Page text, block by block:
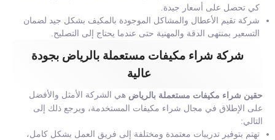
كي تحصل على أسعار جيدة.
شركة تقيم الأعطال والمشاكل الموجودة بالمكيف بشكل جيد لضمان
التسعير بمنتهى الدقة والمهنية حتى عندما يحتاج إلى التصليح.
شركة شراء مكيفات مستعملة بالرياض بجودة
عالية
حقين شراء مكيفات مستعملة بالرياض هي الشركة الأمثل والأفضل
على الإطلاق في مجال شراء مكيفات المستخدمة، ويرجع ذلك إلى
التالي:
تهتم بتوفير تدريبات معتمدة ومختلفة إلى فريق العمل بشكل كامل،